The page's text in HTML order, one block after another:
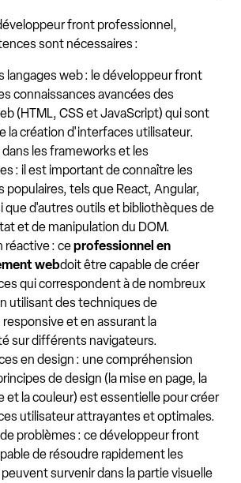
front professionnel,
sont nécessaires :
langages web : le développeur front
connaissances avancées des
(HTML, CSS et JavaScript) qui sont
la création d'interfaces utilisateur.
les frameworks et les
: il est important de connaître les
populaires, tels que React, Angular,
que d'autres outils et bibliothèques de
et de manipulation du DOM.
réactive : ceprofessionnel en
webdoit être capable de créer
qui correspondent à de nombreux
utilisant des techniques de
et en assurant la
sur différents navigateurs.
en design : une compréhension
de design (la mise en page, la
et la couleur) est essentielle pour créer
utilisateur attrayantes et optimales.
problèmes : ce développeur front
de résoudre rapidement les
survenir dans la partie visuelle